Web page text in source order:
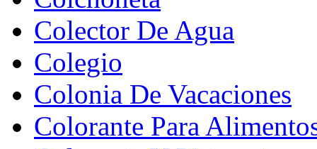
Colector De Agua
Colegio
Colonia De Vacaciones
Colorante Para